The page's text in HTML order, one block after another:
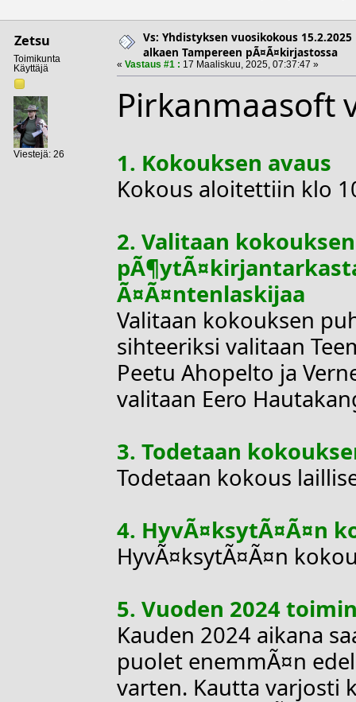
Zetsu
Toimikunta
Käyttäjä
Viestejä: 26
Vs: Yhdistyksen vuosikokous 15.2.2025
alkaen Tampereen pÃ¤Ã¤kirjastossa
« Vastaus #1 : 17 Maaliskuu, 2025, 07:37:47 »
Pirkanmaasoft
1. Kokouksen avaus
Kokous aloitettiin klo
2. Valitaan
Ã¤Ã¤ntenlaskijaa
Valitaan kokouksen
sihteeriksi valitaan
Peetu Ahopelto ja
valitaan Eero
3. Todetaan
Todetaan kokous
4. HyvÃ¤ksytÃ¤Ã¤n
HyvÃ¤ksytÃ¤Ã¤n
5. Vuoden 2024
Kauden 2024 aikana
puolet enemmÃ¤n
varten. Kautta varjosti